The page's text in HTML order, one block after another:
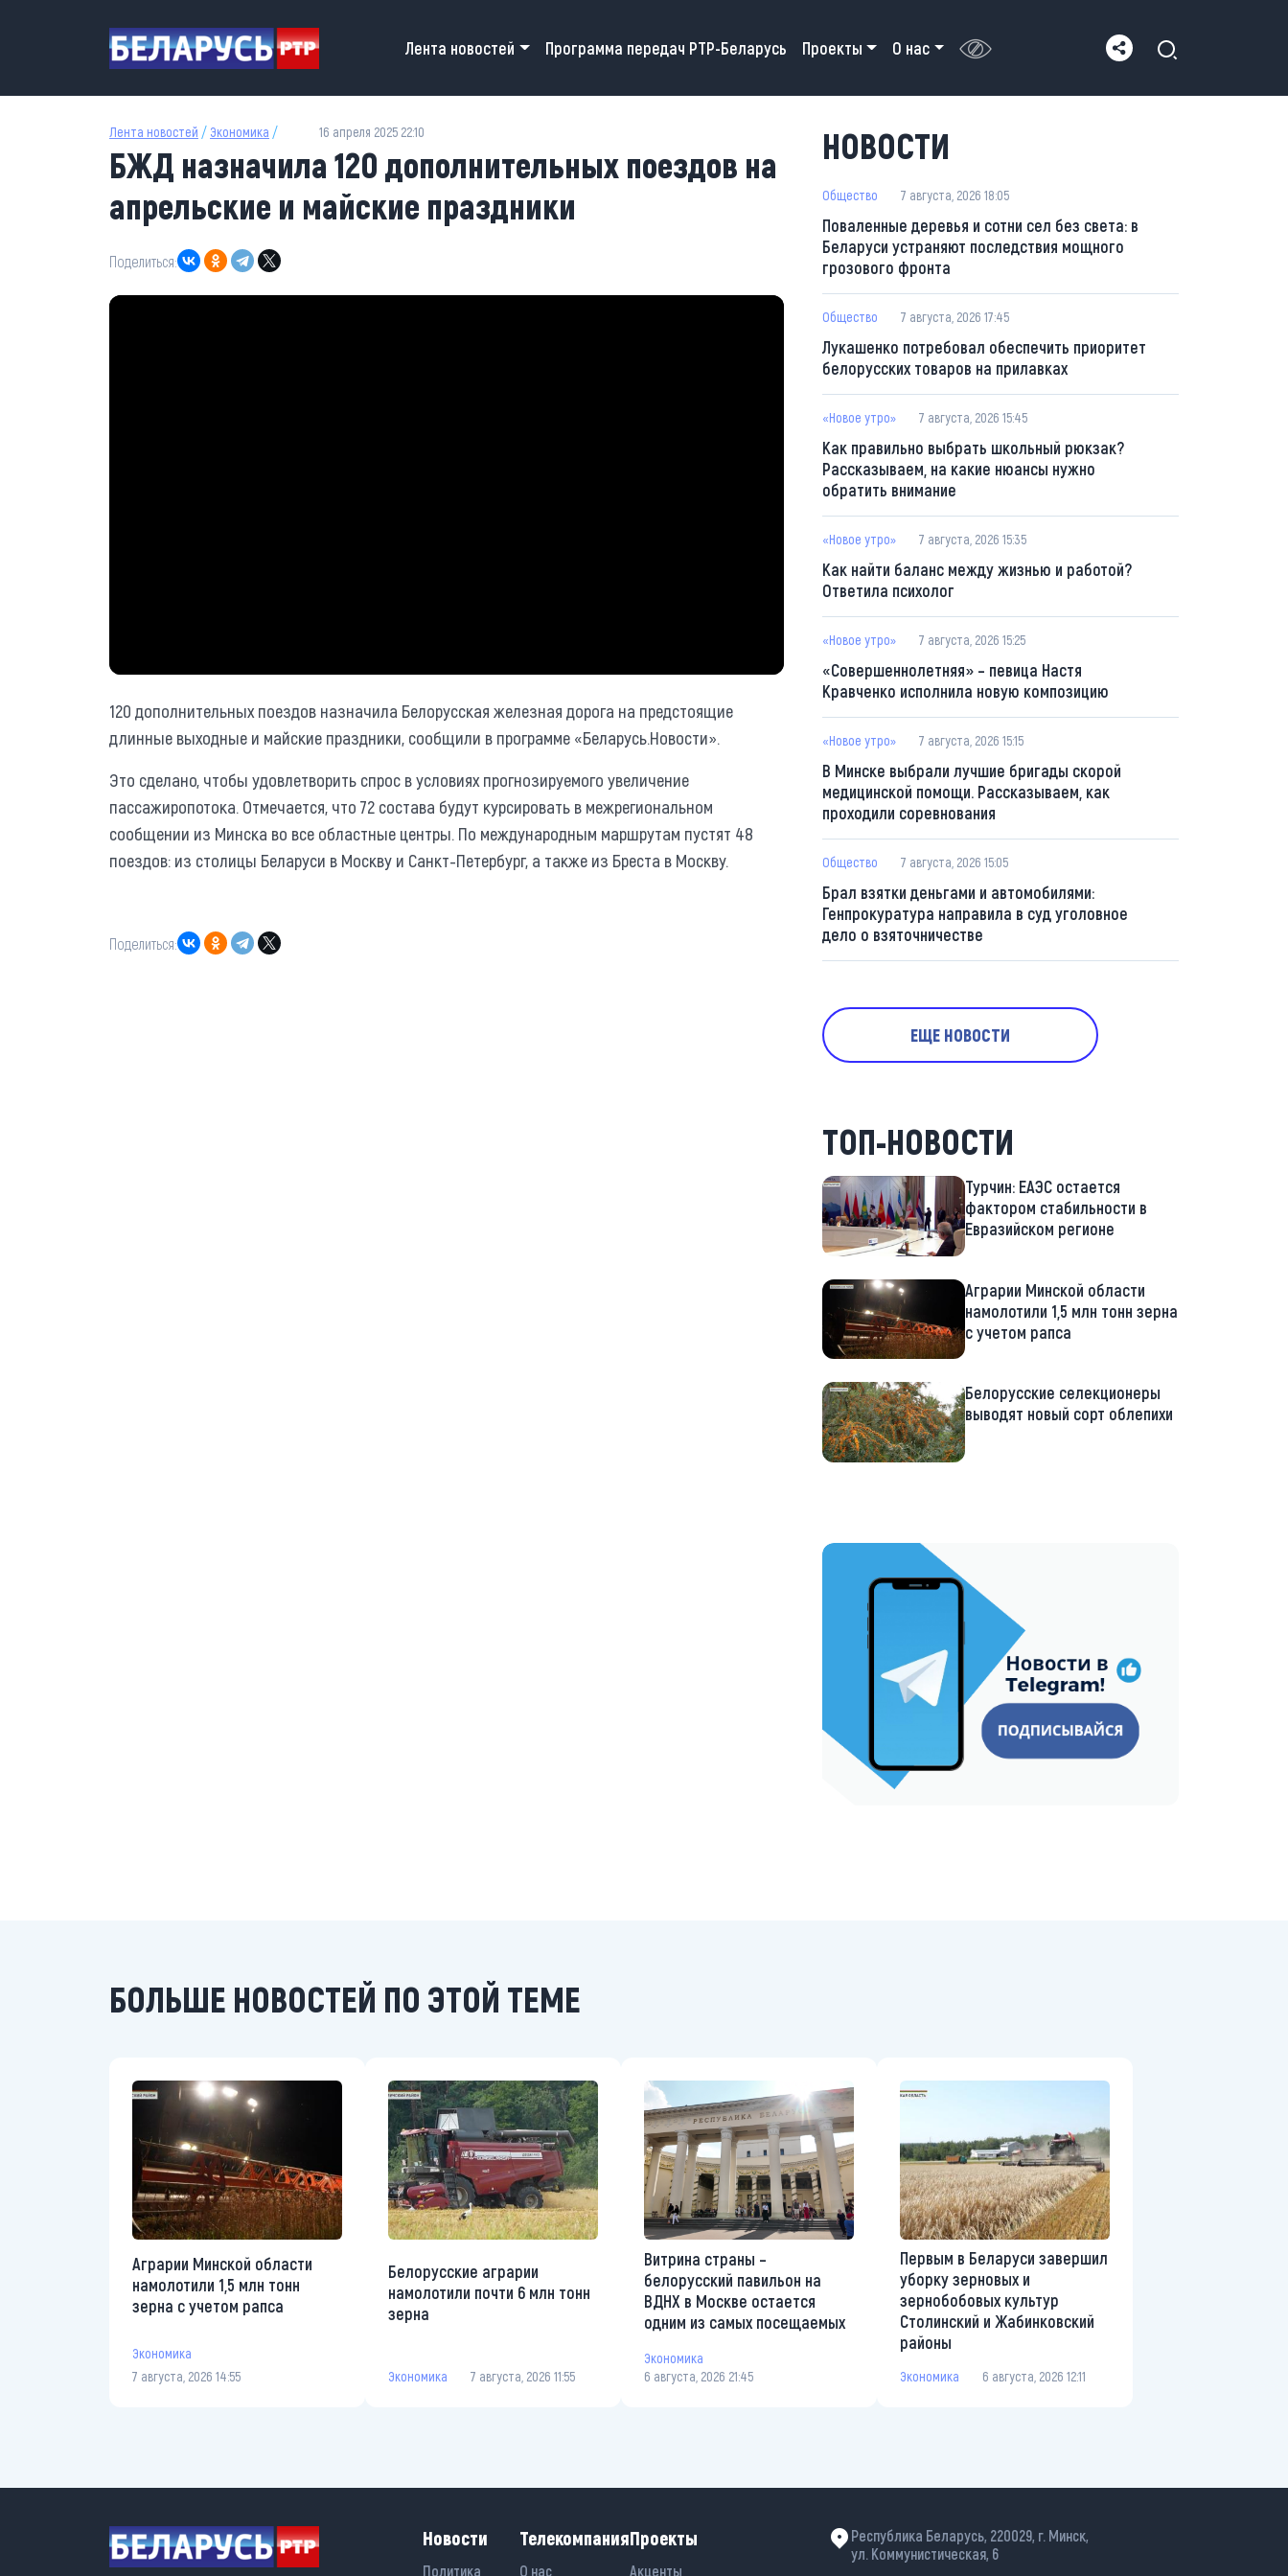
Main navigation
Лента новостей Программа передач РТР-Беларусь Проекты О нас
Лента новостей / Экономика / 16 апреля 2025 22:10
БЖД назначила 120 дополнительных поездов на
апрельские и майские праздники
Поделиться:
120 дополнительных поездов назначила Белорусская железная дорога на предстоящие
длинные выходные и майские праздники, сообщили в программе «Беларусь.Новости».
Это сделано, чтобы удовлетворить спрос в условиях прогнозируемого увеличение
пассажиропотока. Отмечается, что 72 состава будут курсировать в межрегиональном
сообщении из Минска во все областные центры. По международным маршрутам пустят 48
поездов: из столицы Беларуси в Москву и Санкт-Петербург, а также из Бреста в Москву.
Поделиться:
НОВОСТИ
Общество 7 августа, 2026 18:05
Поваленные деревья и сотни сел без света: в
Беларуси устраняют последствия мощного
грозового фронта
Общество 7 августа, 2026 17:45
Лукашенко потребовал обеспечить приоритет
белорусских товаров на прилавках
«Новое утро» 7 августа, 2026 15:45
Как правильно выбрать школьный рюкзак?
Рассказываем, на какие нюансы нужно
обратить внимание
«Новое утро» 7 августа, 2026 15:35
Как найти баланс между жизнью и работой?
Ответила психолог
«Новое утро» 7 августа, 2026 15:25
«Совершеннолетняя» – певица Настя
Кравченко исполнила новую композицию
«Новое утро» 7 августа, 2026 15:15
В Минске выбрали лучшие бригады скорой
медицинской помощи. Рассказываем, как
проходили соревнования
Общество 7 августа, 2026 15:05
Брал взятки деньгами и автомобилями:
Генпрокуратура направила в суд уголовное
дело о взяточничестве
ЕЩЕ НОВОСТИ
ТОП-НОВОСТИ
Турчин: ЕАЭС остается
фактором стабильности в
Евразийском регионе
Аграрии Минской области
намолотили 1,5 млн тонн зерна
с учетом рапса
Белорусские селекционеры
выводят новый сорт облепихи
https://t.me/minskctvby
БОЛЬШЕ НОВОСТЕЙ ПО ЭТОЙ ТЕМЕ
Аграрии Минской области
намолотили 1,5 млн тонн
зерна с учетом рапса
Экономика
7 августа, 2026 14:55
Белорусские аграрии
намолотили почти 6 млн тонн
зерна
Экономика 7 августа, 2026 11:55
Витрина страны –
белорусский павильон на
ВДНХ в Москве остается
одним из самых посещаемых
Экономика
6 августа, 2026 21:45
Первым в Беларуси завершил
уборку зерновых и
зернобобовых культур
Столинский и Жабинковский
районы
Экономика 6 августа, 2026 12:11
Новости
Политика
Телекомпания
О нас
Проекты
Акценты
Республика Беларусь, 220029, г. Минск,
ул. Коммунистическая, 6